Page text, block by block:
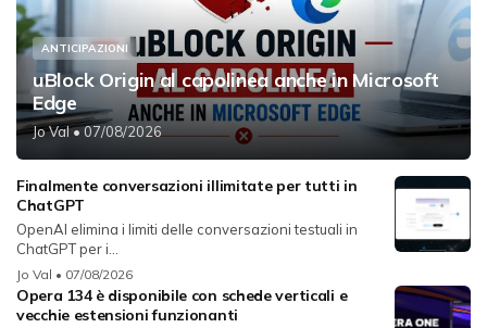
ANTICIPAZIONI
uBlock Origin al capolinea anche in Microsoft
Edge
Jo Val• 07/08/2026
Finalmente conversazioni illimitate per tutti in
ChatGPT
OpenAI elimina i limiti delle conversazioni testuali in
ChatGPT per i...
Jo Val • 07/08/2026
Opera 134 è disponibile con schede verticali e
vecchie estensioni funzionanti